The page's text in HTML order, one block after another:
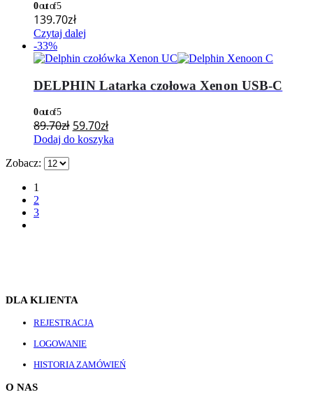
0out of 5
139.70zł
Czytaj dalej
-33%
DELPHIN Latarka czołowa Xenon USB-C
0out of 5
89.70zł 59.70zł
Dodaj do koszyka
Zobacz:
1
2
3
DLA KLIENTA
REJESTRACJA
LOGOWANIE
HISTORIA ZAMÓWIEŃ
O NAS